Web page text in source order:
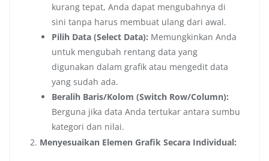
kurang tepat, Anda dapat mengubahnya di
sini tanpa harus membuat ulang dari awal.
Pilih Data (Select Data): Memungkinkan Anda
untuk mengubah rentang data yang
digunakan dalam grafik atau mengedit data
yang sudah ada.
Beralih Baris/Kolom (Switch Row/Column):
Berguna jika data Anda tertukar antara sumbu
kategori dan nilai.
Menyesuaikan Elemen Grafik Secara Individual: